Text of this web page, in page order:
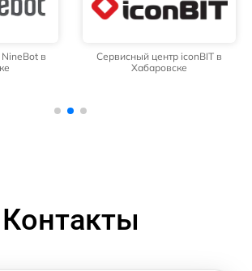
в
Сервисный центр iconBIT в
Хабаровске
Контакты